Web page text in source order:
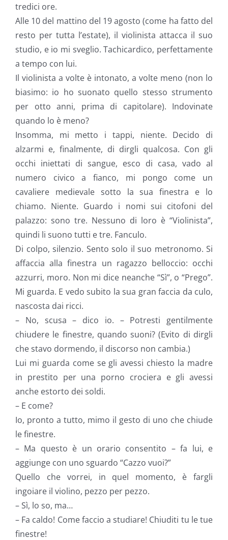
tredici ore.
Alle 10 del mattino del 19 agosto (come ha fatto del
resto per tutta l’estate), il violinista attacca il suo
studio, e io mi sveglio. Tachicardico, perfettamente
a tempo con lui.
Il violinista a volte è intonato, a volte meno (non lo
biasimo: io ho suonato quello stesso strumento
per otto anni, prima di capitolare). Indovinate
quando lo è meno?
Insomma, mi metto i tappi, niente. Decido di
alzarmi e, finalmente, di dirgli qualcosa. Con gli
occhi iniettati di sangue, esco di casa, vado al
numero civico a fianco, mi pongo come un
cavaliere medievale sotto la sua finestra e lo
chiamo. Niente. Guardo i nomi sui citofoni del
palazzo: sono tre. Nessuno di loro è “Violinista”,
quindi li suono tutti e tre. Fanculo.
Di colpo, silenzio. Sento solo il suo metronomo. Si
affaccia alla finestra un ragazzo belloccio: occhi
azzurri, moro. Non mi dice neanche “Sì”, o “Prego”.
Mi guarda. E vedo subito la sua gran faccia da culo,
nascosta dai ricci.
– No, scusa – dico io. – Potresti gentilmente
chiudere le finestre, quando suoni? (Evito di dirgli
che stavo dormendo, il discorso non cambia.)
Lui mi guarda come se gli avessi chiesto la madre
in prestito per una porno crociera e gli avessi
anche estorto dei soldi.
– E come?
Io, pronto a tutto, mimo il gesto di uno che chiude
le finestre.
– Ma questo è un orario consentito – fa lui, e
aggiunge con uno sguardo “Cazzo vuoi?”
Quello che vorrei, in quel momento, è fargli
ingoiare il violino, pezzo per pezzo.
– Sì, lo so, ma…
– Fa caldo! Come faccio a studiare! Chiuditi tu le tue
finestre!